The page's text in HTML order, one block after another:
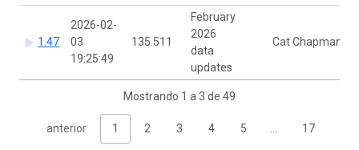
1.47
2026-02-
03
19:25:49
135.511
February
2026
data
updates
Cat Chapman
Mostrando 1 a 3 de 49
anterior 1 2 3 4 5 17